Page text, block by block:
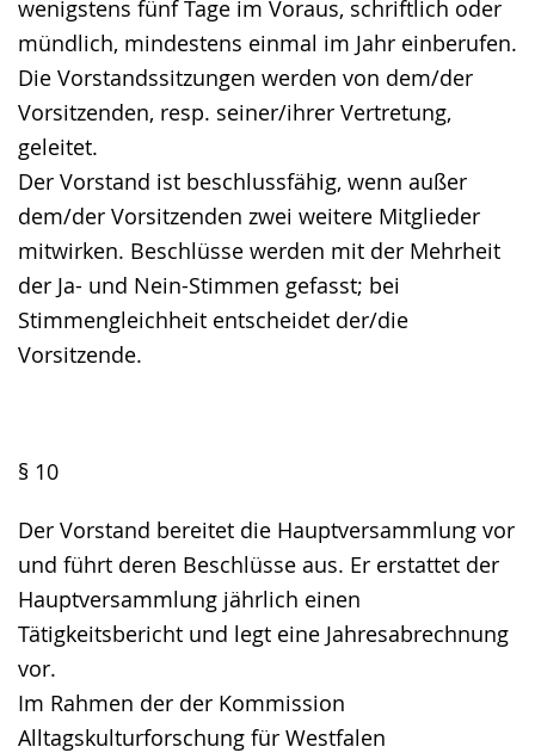
wenigstens fünf Tage im Voraus, schriftlich oder
mündlich, mindestens einmal im Jahr einberufen.
Die Vorstandssitzungen werden von dem/der
Vorsitzenden, resp. seiner/ihrer Vertretung,
geleitet.
Der Vorstand ist beschlussfähig, wenn außer
dem/der Vorsitzenden zwei weitere Mitglieder
mitwirken. Beschlüsse werden mit der Mehrheit
der Ja- und Nein-Stimmen gefasst; bei
Stimmengleichheit entscheidet der/die
Vorsitzende.
§ 10
Der Vorstand bereitet die Hauptversammlung vor
und führt deren Beschlüsse aus. Er erstattet der
Hauptversammlung jährlich einen
Tätigkeitsbericht und legt eine Jahresabrechnung
vor.
Im Rahmen der der Kommission
Alltagskulturforschung für Westfalen